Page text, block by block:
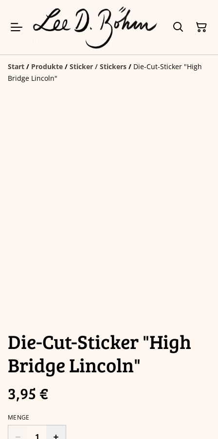
Start / Produkte / Sticker / Stickers / Die-Cut-Sticker "High
Bridge Lincoln"
Die-Cut-Sticker "High
Bridge Lincoln"
3,95 €
MENGE